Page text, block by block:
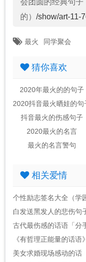
的） /show/art-11-
最火 同学聚会
猜你喜欢
2020年最火的的句子
2020抖音最火晒娃的句
抖音最火的伤感句子
2020最火的名言
最火的名言警句
相关爱情
个性励志签名大全（学
白发送黑发人的悲伤句
《有哲理正能量的话语
美女求婚现场感动的话